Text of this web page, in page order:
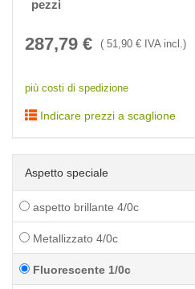
pezzi
287,79 € ( 51,90 € IVA incl.)
più costi di spedizione
Indicare prezzi a scaglione
Aspetto speciale
aspetto brillante 4/0c
Metallizzato 4/0c
Fluorescente 1/0c